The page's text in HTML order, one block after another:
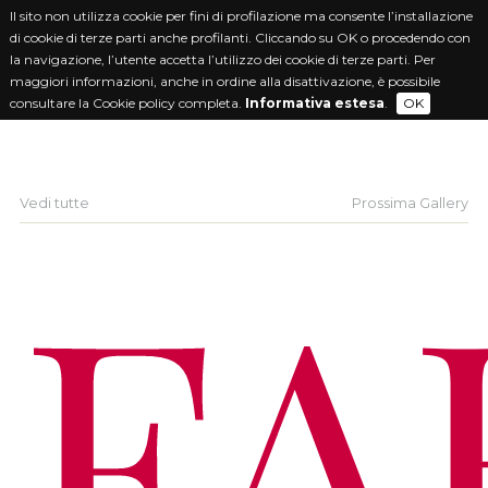
Vedi tutte Prossima Gallery
Il sito non utilizza cookie per fini di profilazione ma consente l’installazione
di cookie di terze parti anche profilanti. Cliccando su OK o procedendo con
la navigazione, l’utente accetta l’utilizzo dei cookie di terze parti. Per
maggiori informazioni, anche in ordine alla disattivazione, è possibile
consultare la Cookie policy completa. Informativa estesa. OK